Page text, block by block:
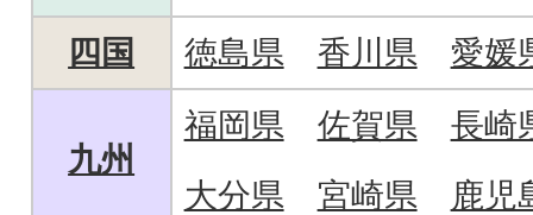
四国
徳島県 香川県 愛媛
九州
福岡県 佐賀県
長崎
大分県
宮崎県
鹿児